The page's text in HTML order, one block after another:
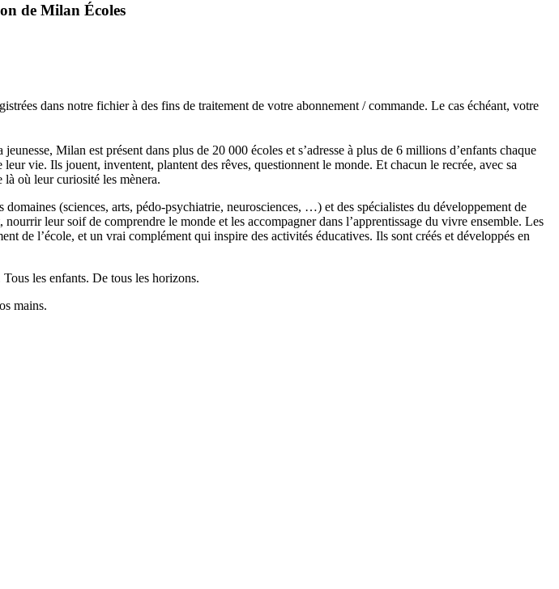
de Milan Écoles
dans notre fichier à des fins de traitement de votre abonnement / commande. Le cas échéant, votre
Milan est présent dans plus de 20 000 écoles et s’adresse à plus de 6 millions d’enfants chaque
vie. Ils jouent, inventent, plantent des rêves, questionnent le monde. Et chacun le recrée, avec sa
là où leur curiosité les mènera.
(sciences, arts, pédo-psychiatrie, neurosciences, …) et des spécialistes du développement de
leur soif de comprendre le monde et les accompagner dans l’apprentissage du vivre ensemble. Les
de l’école, et un vrai complément qui inspire des activités éducatives. Ils sont créés et développés en
les enfants. De tous les horizons.
mains.